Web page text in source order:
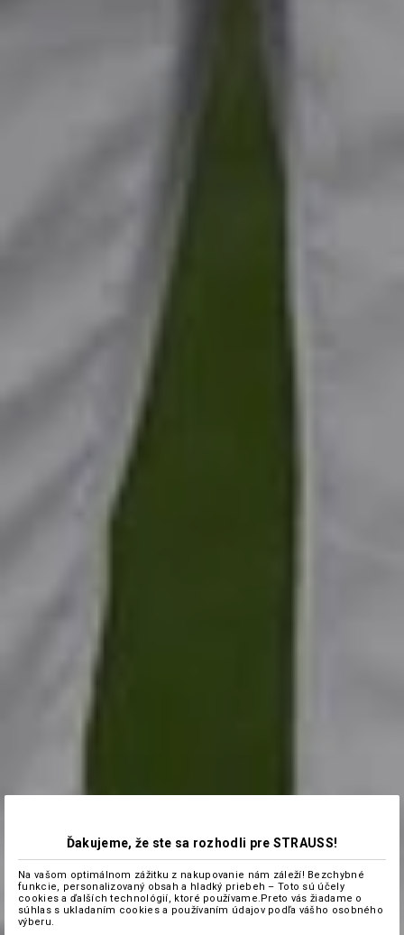
Ďakujeme, že ste sa rozhodli pre STRAUSS!
Na vašom optimálnom zážitku z nakupovanie nám záleží! Bezchybné
funkcie, personalizovaný obsah a hladký priebeh – Toto sú účely
cookies a ďalších technológií, ktoré používame.Preto vás žiadame o
súhlas s ukladaním cookies a používaním údajov podľa vášho osobného
výberu.